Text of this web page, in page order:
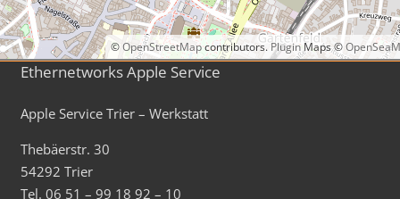
©OpenStreetMapcontributors.Plugin Maps ©
Ethernetworks Apple Service
Apple Service Trier – Werkstatt
Thebäerstr. 30
54292 Trier
Tel. 06 51 – 99 18 92 – 10